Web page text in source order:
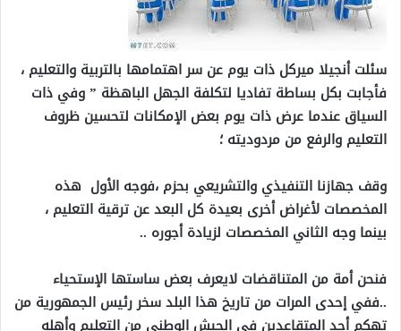
سئلت أنجيلا ميركل ذات يوم عن سر اهتمامها بالتربية والتعليم ،
فأجابت بكل بساطة تفاديا لتكلفة الجهل الباهظة ” وفي ذات
السياق عندما عرض ذات يوم بعض الإمكانات لتحسين ظروف
التعليم والرفع من مردوديته ؛
وقف جهازنا التنفيذي والتشريعي بحزم ،فوجه الأول هذه
المخصصات لأغراض أخرى بعيدة كل البعد عن ترقية التعليم ،
بينما وجه الثاني المخصصات لزيادة أجوره ..
فنحن أمة من المتناقضات لايعرف بعض ساستها الإستحياء
..ففي إحدى المرات من تاريخ هذا البلد سخر رئيس الجمهورية من
تهكم أحد المتقاعدين في الجيش الوطني من التعليم وأهله